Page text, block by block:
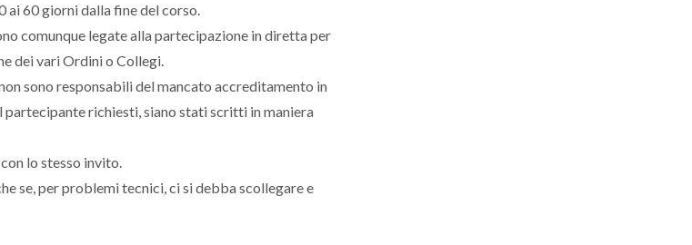
60 giorni dalla fine del corso.
comunque legate alla partecipazione in diretta per
dei vari Ordini o Collegi.
sono responsabili del mancato accreditamento in
richiesti, siano stati scritti in maniera
lo stesso invito.
se, per problemi tecnici, ci si debba scollegare e